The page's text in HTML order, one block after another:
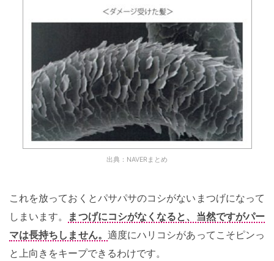
出典：NAVERまとめ
これを放っておくとパサパサのコシがないまつげになって
しまいます。
まつげにコシがなくなると、当然ですがパー
マは長持ちしません。 適度にハリコシがあってこそピンっ
と上向きをキープできるわけです。